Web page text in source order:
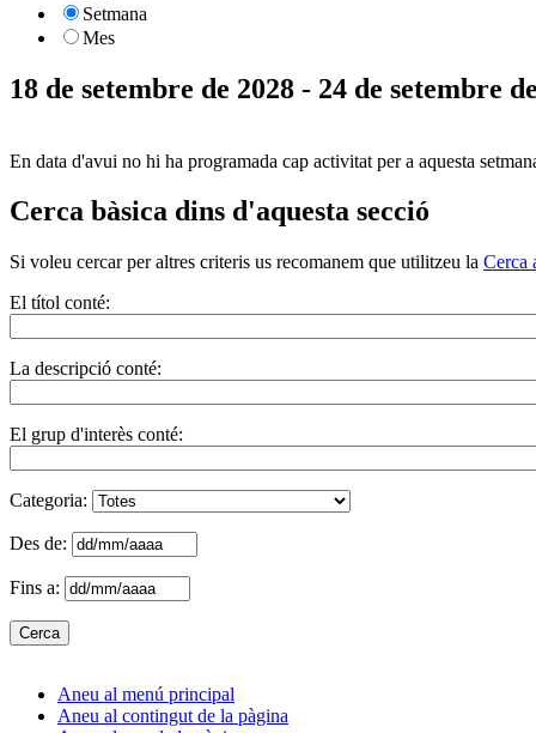
Setmana
Mes
18 de setembre de 2028 - 24 de setembre
En data d'avui no hi ha programada cap activitat per a aquesta
Cerca bàsica dins d'aquesta secció
Si voleu cercar per altres criteris us recomanem que utilitzeu la Cerca
El títol conté:
La descripció conté:
El grup d'interès conté:
Categoria:
Des de:
Fins a:
Aneu al menú principal
Aneu al contingut de la pàgina